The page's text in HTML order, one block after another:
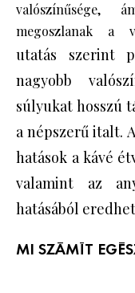
valószínűsége,
megoszlanak a
utatás szerint
nagyobb
súlyukat hosszú
a népszerű italt.
hatások a kávé
valamint az
hatásából
MI SZÁMÍT